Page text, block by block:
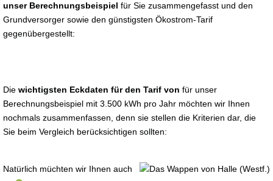
unser Berechnungsbeispiel für Sie zusammengefasst und den
Grundversorger sowie den günstigsten Ökostrom-Tarif
gegenübergestellt:
Die wichtigsten Eckdaten für den Tarif von für unser
Berechnungsbeispiel mit 3.500 kWh pro Jahr möchten wir Ihnen
nochmals zusammenfassen, denn sie stellen die Kriterien dar, die
Sie beim Vergleich berücksichtigen sollten:
Natürlich müchten wir Ihnen auch